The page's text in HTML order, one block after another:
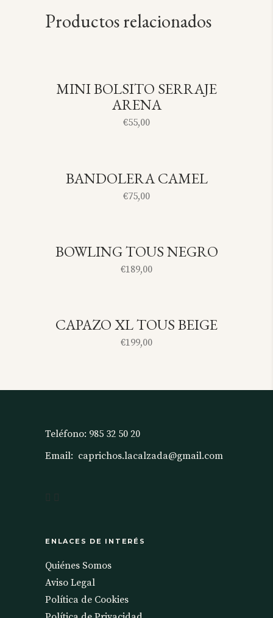
Productos relacionados
SOLD
MINI BOLSITO SERRAJE
ARENA
€55,00
SOLD
BANDOLERA CAMEL
€75,00
SOLD
BOWLING TOUS NEGRO
€189,00
SOLD
CAPAZO XL TOUS BEIGE
€199,00
Teléfono: 985 32 50 20
Email: caprichos.lacalzada@gmail.com
ENLACES DE INTERÉS
Quiénes Somos
Aviso Legal
Política de Cookies